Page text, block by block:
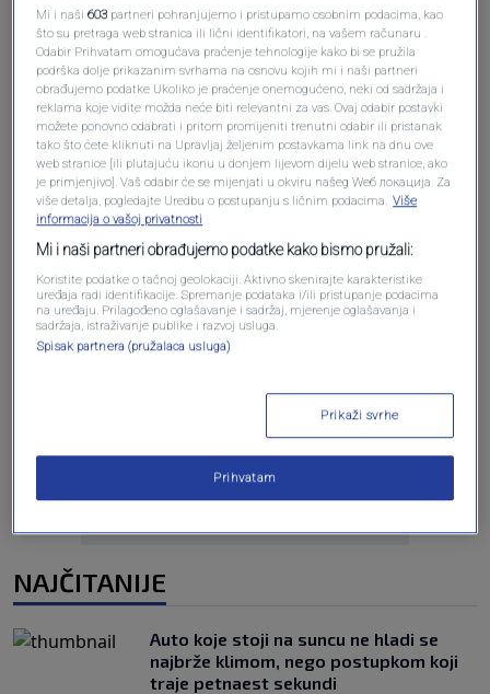
Oglas
NAJČITANIJE
Auto koje stoji na suncu ne hladi se
najbrže klimom, nego postupkom koji
traje petnaest sekundi
Mi i naši603 partneri pohranjujemo i pristupamo osobnim podacima, kao
što su pretraga web stranica ili lični identifikatori, na vašem računaru .
Odabir Prihvatam omogućava praćenje tehnologije kako bi se pružila
podrška dolje prikazanim svrhama na osnovu kojih mi i naši partneri
obrađujemo podatke Ukoliko je praćenje onemogućeno, neki od sadržaja i
reklama koje vidite možda neće biti relevantni za vas. Ovaj odabir postavki
možete ponovno odabrati i pritom promijeniti trenutni odabir ili pristanak
tako što ćete kliknuti na Upravljaj željenim postavkama link na dnu ove
web stranice [ili plutajuću ikonu u donjem lijevom dijelu web stranice, ako
je primjenjivo]. Vaš odabir će se mijenjati u okviru našeg Wеб локација. Za
više detalja, pogledajte Uredbu o postupanju s ličnim podacima. Više
informacija o vašoj privatnosti
Mi i naši partneri obrađujemo podatke kako bismo pružali:
Koristite podatke o tačnoj geolokaciji. Aktivno skenirajte karakteristike
uređaja radi identifikacije. Spremanje podataka i/ili pristupanje podacima
na uređaju. Prilagođeno oglašavanje i sadržaj, mjerenje oglašavanja i
sadržaja, istraživanje publike i razvoj usluga.
Spisak partnera (pružalaca usluga)
Prikaži svrhe
Prihvatam